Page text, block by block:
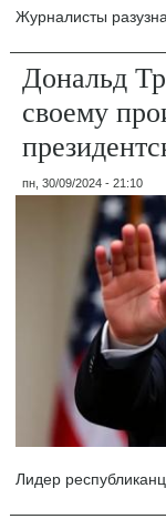
Журналисты
Дональд
своему
пн, 30/09/2024 - 21:10
Лидер